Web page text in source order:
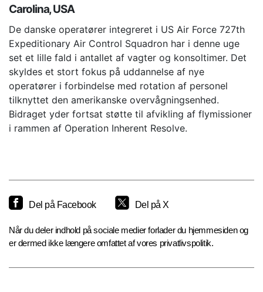
Carolina, USA
De danske operatører integreret i US Air Force 727th
Expeditionary Air Control Squadron har i denne uge
set et lille fald i antallet af vagter og konsoltimer. Det
skyldes et stort fokus på uddannelse af nye
operatører i forbindelse med rotation af personel
tilknyttet den amerikanske overvågningsenhed.
Bidraget yder fortsat støtte til afvikling af flymissioner
i rammen af Operation Inherent Resolve.
Del på Facebook Del på X
Når du deler indhold på sociale medier forlader du hjemmesiden og
er dermed ikke længere omfattet af vores privatlivspolitik.